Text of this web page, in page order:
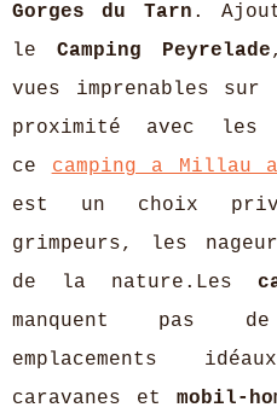
Gorges du Tarn .
leCamping Peyrelade
vues imprenables
proximité avec les
ce camping a Millau
est un choix
grimpeurs, les
de la nature.Les
manquent pas
emplacements
caravanes etmobil-